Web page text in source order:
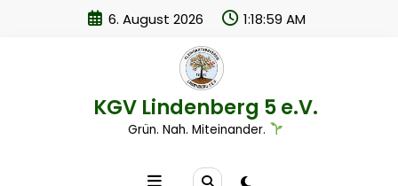
6. August 2026 1:18:59 AM
KGV Lindenberg 5 e.V.
Grün. Nah. Miteinander.